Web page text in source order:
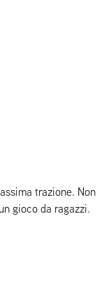
trazione. Non
gioco da ragazzi.